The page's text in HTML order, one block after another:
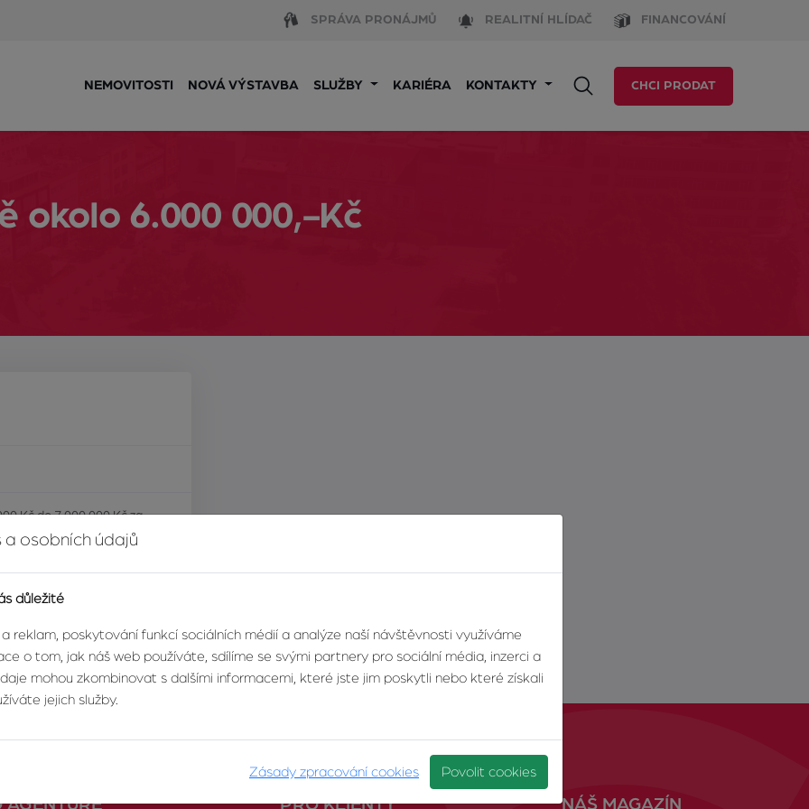
SPRÁVA PRONÁJMŮ REALITNÍ HLÍDAČ FINANCOVÁNÍ
NEMOVITOSTI NOVÁ VÝSTAVBA SLUŽBY KARIÉRA KONTAKTY CHCI PRODAT
okolo 6.000 000,-Kč
Kč do 7 000 000 Kč za
AGENTUŘE PRO KLIENTY NÁŠ MAGAZÍN
osobních údajů
důležité
reklam, poskytování funkcí sociálních médií a analýze naší návštěvnosti využíváme
o tom, jak náš web používáte, sdílíme se svými partnery pro sociální média, inzerci a
mohou zkombinovat s dalšími informacemi, které jste jim poskytli nebo které získali
jejich služby.
Zásady zpracování cookies Povolit cookies